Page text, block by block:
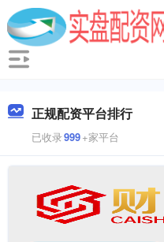
正规配资平台排行
已收录999+家平台